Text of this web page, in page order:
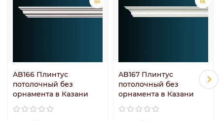
AB166 Плинтус
потолочный без
орнамента в Казани
AB167 Плинтус
потолочный без
орнамента в Казани